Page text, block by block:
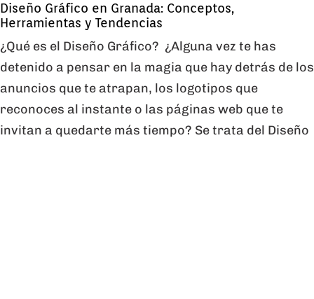
Diseño Gráfico en Granada: Conceptos,
Herramientas y Tendencias
¿Qué es el Diseño Gráfico? ¿Alguna vez te has
detenido a pensar en la magia que hay detrás de los
anuncios que te atrapan, los logotipos que
reconoces al instante o las páginas web que te
invitan a quedarte más tiempo? Se trata del Diseño